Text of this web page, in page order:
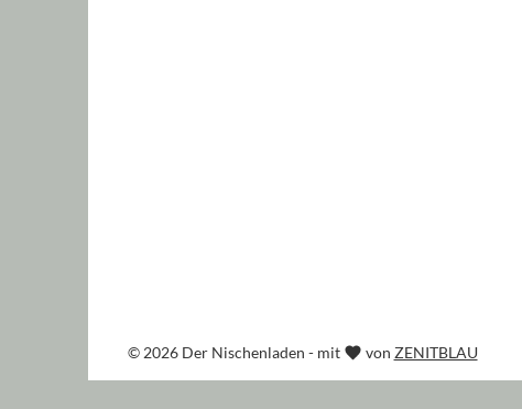
© 2026 Der Nischenladen - mit von ZENITBLAU